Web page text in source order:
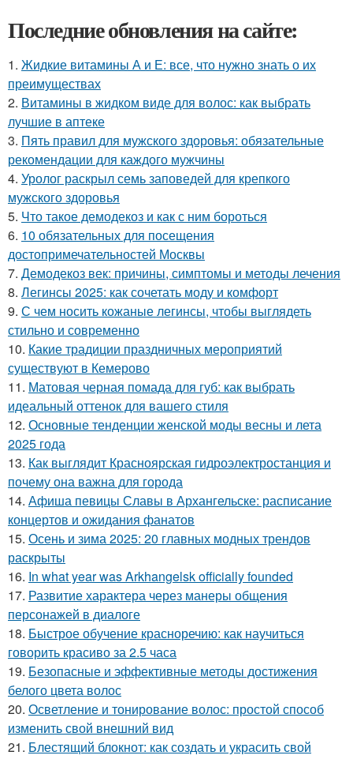
Последние обновления на сайте:
1. Жидкие витамины А и Е: все, что нужно знать о их
преимуществах
2. Витамины в жидком виде для волос: как выбрать
лучшие в аптеке
3. Пять правил для мужского здоровья: обязательные
рекомендации для каждого мужчины
4. Уролог раскрыл семь заповедей для крепкого
мужского здоровья
5. Что такое демодекоз и как с ним бороться
6. 10 обязательных для посещения
достопримечательностей Москвы
7. Демодекоз век: причины, симптомы и методы лечения
8. Легинсы 2025: как сочетать моду и комфорт
9. С чем носить кожаные легинсы, чтобы выглядеть
стильно и современно
10. Какие традиции праздничных мероприятий
существуют в Кемерово
11. Матовая черная помада для губ: как выбрать
идеальный оттенок для вашего стиля
12. Основные тенденции женской моды весны и лета
2025 года
13. Как выглядит Красноярская гидроэлектростанция и
почему она важна для города
14. Афиша певицы Славы в Архангельске: расписание
концертов и ожидания фанатов
15. Осень и зима 2025: 20 главных модных трендов
раскрыты
16. In what year was Arkhangelsk officially founded
17. Развитие характера через манеры общения
персонажей в диалоге
18. Быстрое обучение красноречию: как научиться
говорить красиво за 2.5 часа
19. Безопасные и эффективные методы достижения
белого цвета волос
20. Осветление и тонирование волос: простой способ
изменить свой внешний вид
21. Блестящий блокнот: как создать и украсить свой